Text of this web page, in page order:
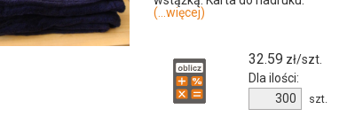
(...więcej)
32.59 zł/szt.
Dla ilości:
produktu
szt.